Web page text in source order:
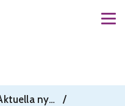
Aktuella nyheter
/